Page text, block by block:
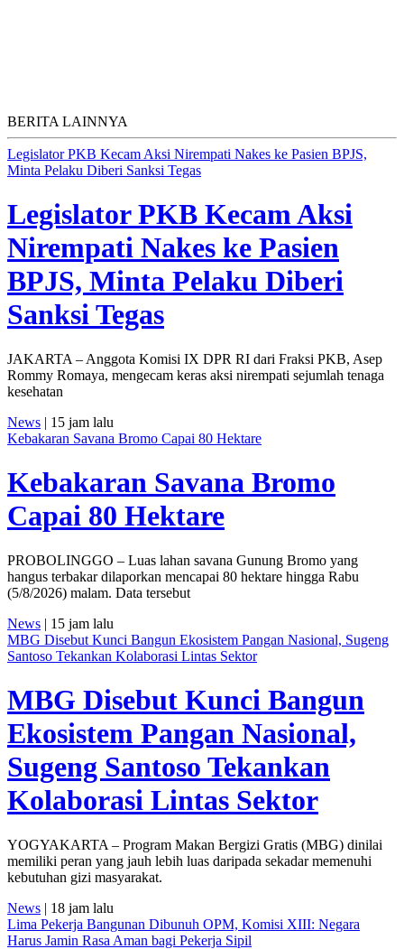
BERITA LAINNYA
Legislator PKB Kecam Aksi Nirempati Nakes ke Pasien BPJS,
Minta Pelaku Diberi Sanksi Tegas
Legislator PKB Kecam Aksi
Nirempati Nakes ke Pasien
BPJS, Minta Pelaku Diberi
Sanksi Tegas
JAKARTA – Anggota Komisi IX DPR RI dari Fraksi PKB, Asep
Rommy Romaya, mengecam keras aksi nirempati sejumlah tenaga
kesehatan
News | 15 jam lalu
Kebakaran Savana Bromo Capai 80 Hektare
Kebakaran Savana Bromo
Capai 80 Hektare
PROBOLINGGO – Luas lahan savana Gunung Bromo yang
hangus terbakar dilaporkan mencapai 80 hektare hingga Rabu
(5/8/2026) malam. Data tersebut
News | 15 jam lalu
MBG Disebut Kunci Bangun Ekosistem Pangan Nasional, Sugeng
Santoso Tekankan Kolaborasi Lintas Sektor
MBG Disebut Kunci Bangun
Ekosistem Pangan Nasional,
Sugeng Santoso Tekankan
Kolaborasi Lintas Sektor
YOGYAKARTA – Program Makan Bergizi Gratis (MBG) dinilai
memiliki peran yang jauh lebih luas daripada sekadar memenuhi
kebutuhan gizi masyarakat.
News | 18 jam lalu
Lima Pekerja Bangunan Dibunuh OPM, Komisi XIII: Negara
Harus Jamin Rasa Aman bagi Pekerja Sipil